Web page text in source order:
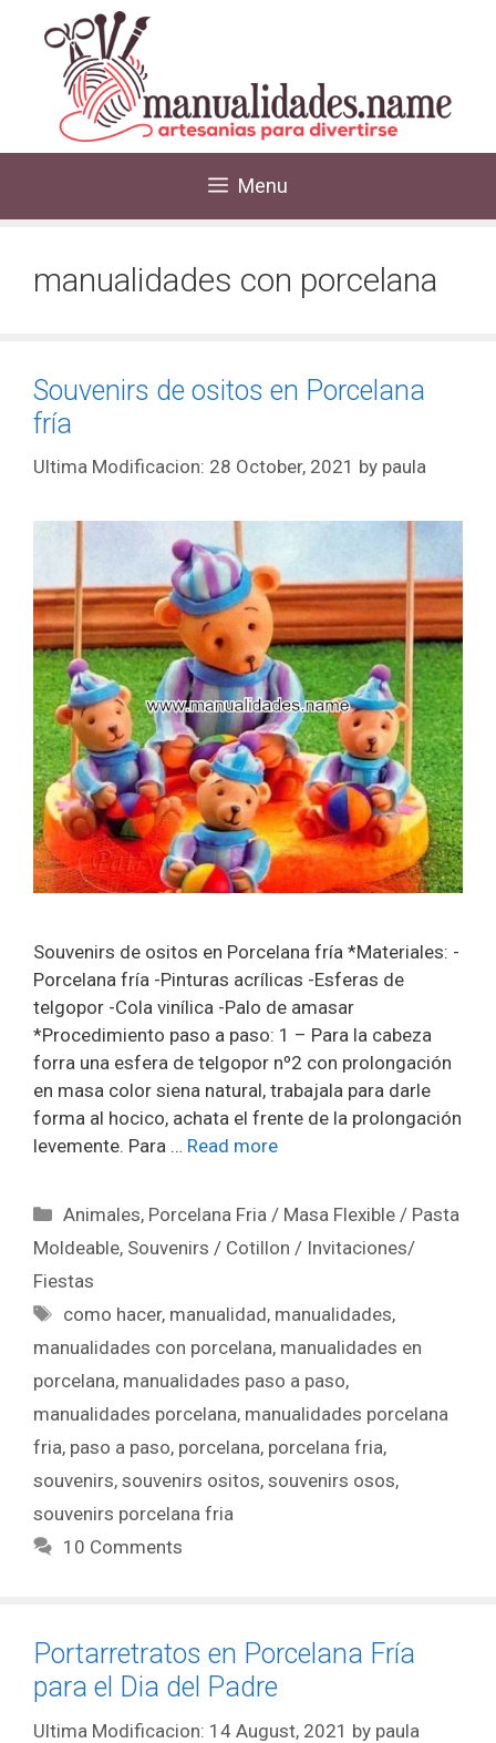
Menu
manualidades con porcelana
Souvenirs de ositos en Porcelana
fría
28 October, 2021 by paula
Souvenirs de ositos en Porcelana fría *Materiales: -
Porcelana fría -Pinturas acrílicas -Esferas de
telgopor -Cola vinílica -Palo de amasar
*Procedimiento paso a paso: 1 – Para la cabeza
forra una esfera de telgopor nº2 con prolongación
en masa color siena natural, trabajala para darle
forma al hocico, achata el frente de la prolongación
levemente. Para … Read more
Animales, Porcelana Fria / Masa Flexible / Pasta
Moldeable, Souvenirs / Cotillon / Invitaciones/
Fiestas
como hacer, manualidad, manualidades,
manualidades con porcelana, manualidades en
porcelana, manualidades paso a paso,
manualidades porcelana, manualidades porcelana
fria, paso a paso, porcelana, porcelana fria,
souvenirs, souvenirs ositos, souvenirs osos,
souvenirs porcelana fria
10 Comments
Portarretratos en Porcelana Fría
para el Dia del Padre
14 August, 2021 by paula